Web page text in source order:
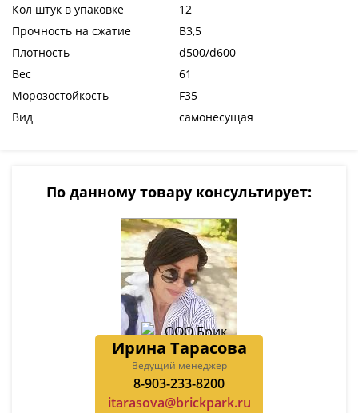
Кол штук в упаковке
12
Прочность на сжатие
В3,5
Плотность
d500/d600
Вес
61
Морозостойкость
F35
Вид
самонесущая
По данному товару консультирует:
Ирина Тарасова
Ведущий менеджер
8-903-233-8200
itarasova@brickpark.ru